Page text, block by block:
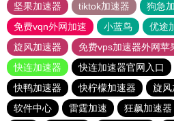
坚果加速器
tiktok加速器
狗急
免费vqn外网加速
小蓝鸟 优途
旋风加速器
免费vps加速器外网苹
快连加速器
快连加速器官网入口
快鸭加速器
快柠檬加速器 旋风
软件中心
雷霆加速 狂飙加速器